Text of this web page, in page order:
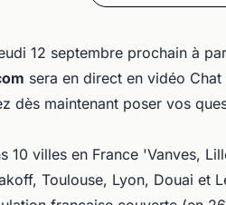
12 septembre prochain à
sera en direct en vidéo
dès maintenant poser vos
10 villes en France 'Vanves,
Toulouse, Lyon, Douai et